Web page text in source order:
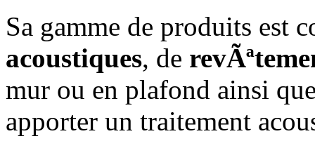
Sa gamme de produits est
acoustiques, de
mur ou en plafond ainsi
apporter un traitement